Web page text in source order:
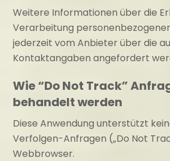
Weitere Informationen über die
Verarbeitung
jederzeit vom Anbieter über die
Kontaktangaben angefordert
Wie “Do Not Track”
behandelt werden
Diese Anwendung unterstützt
Verfolgen-Anfragen („Do Not
Webbrowser.